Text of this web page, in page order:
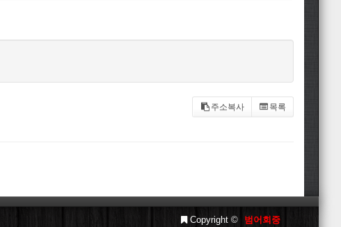
주소복사 목록
Copyright © 범어회중